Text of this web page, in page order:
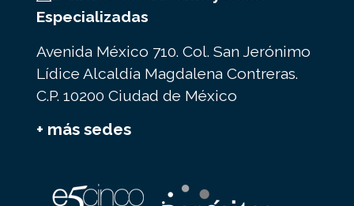
Especializadas
Avenida México 710. Col. San Jerónimo
Lídice Alcaldía Magdalena Contreras.
C.P. 10200 Ciudad de México
+ más sedes